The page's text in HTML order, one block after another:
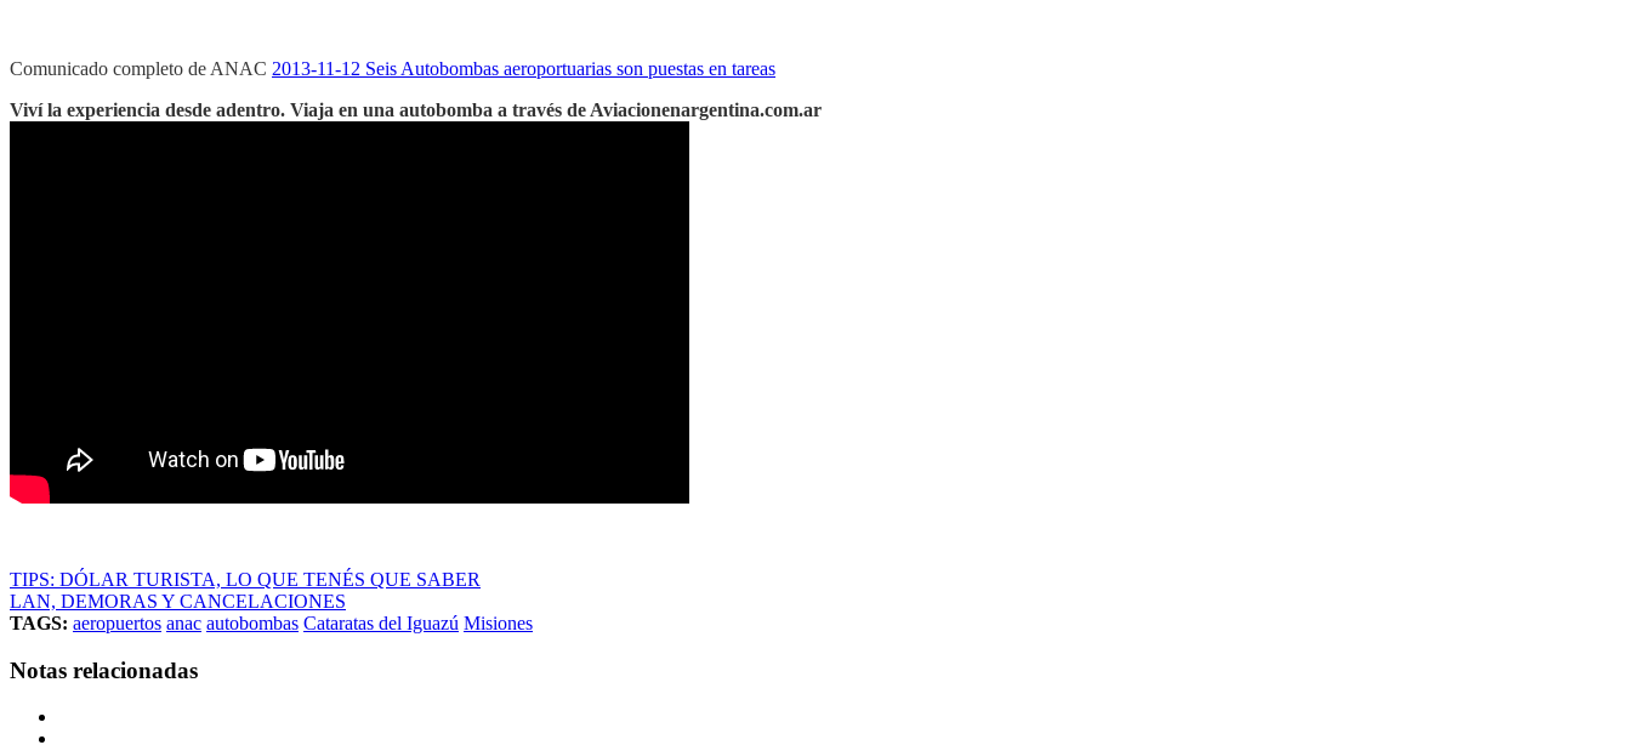
Comunicado completo de ANAC 2013-11-12 Seis Autobombas aeroportuarias son puestas en tareas
Viví la experiencia desde adentro. Viaja en una autobomba a través de Aviacionenargentina.com.ar
TIPS: DÓLAR TURISTA, LO QUE TENÉS QUE SABER
LAN, DEMORAS Y CANCELACIONES
TAGS: aeropuertos anac autobombas Cataratas del Iguazú Misiones
Notas relacionadas